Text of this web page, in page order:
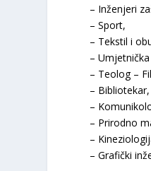
– Inženjeri
– Sport,
– Tekstil i
–
– Teolog –
– Bibliotekar,
–
– Prirodno
–
– Grafički